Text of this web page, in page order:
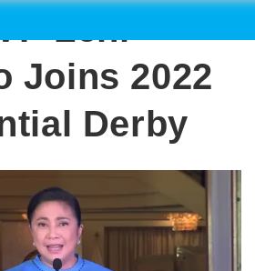
Leni
Joins 2022
Derby